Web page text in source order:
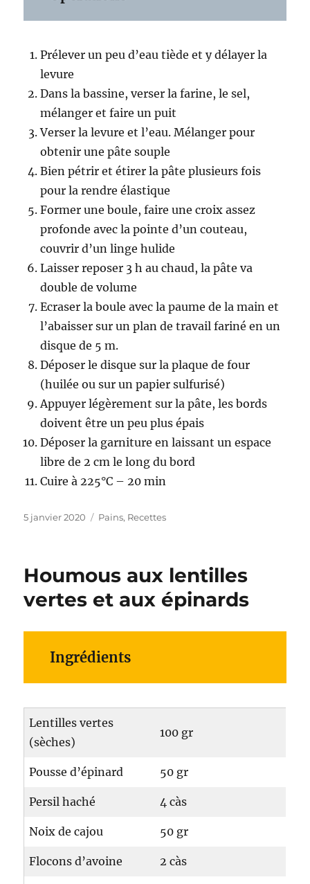
Prélever un peu d’eau tiède et y délayer la
levure
Dans la bassine, verser la farine, le sel,
mélanger et faire un puit
Verser la levure et l’eau. Mélanger pour
obtenir une pâte souple
Bien pétrir et étirer la pâte plusieurs fois
pour la rendre élastique
Former une boule, faire une croix assez
profonde avec la pointe d’un couteau,
couvrir d’un linge hulide
Laisser reposer 3 h au chaud, la pâte va
double de volume
Ecraser la boule avec la paume de la main et
l’abaisser sur un plan de travail fariné en un
disque de 5 m.
Déposer le disque sur la plaque de four
(huilée ou sur un papier sulfurisé)
Appuyer légèrement sur la pâte, les bords
doivent être un peu plus épais
Déposer la garniture en laissant un espace
libre de 2 cm le long du bord
Cuire à 225°C – 20 min
Publié
5 janvier 2020 Catégories
Pains, Recettes
Houmous aux lentilles
vertes et aux épinards
Ingrédients
Lentilles vertes
(sèches)
100 gr
Pousse d’épinard 50 gr
Persil haché 4 càs
Noix de cajou 50 gr
Flocons d’avoine 2 càs